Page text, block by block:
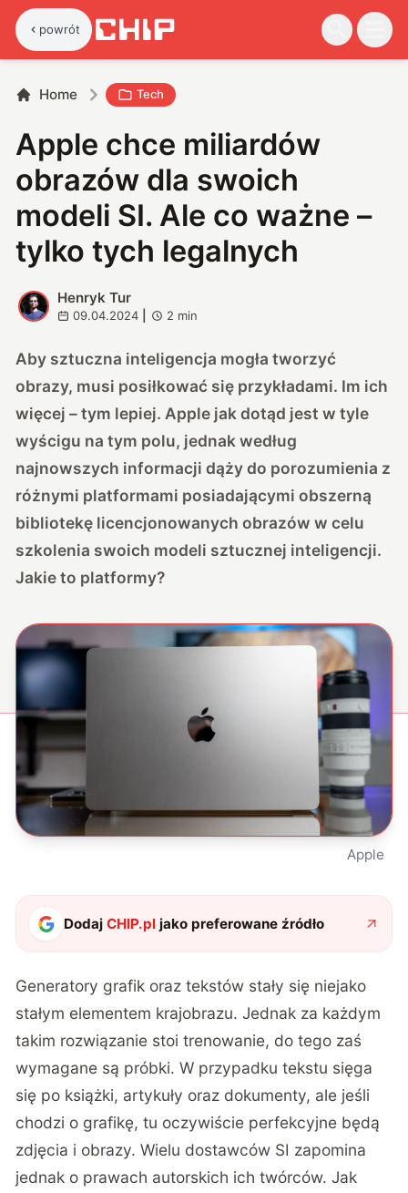
powrót
Home Tech
Apple chce miliardów
obrazów dla swoich
modeli SI. Ale co ważne –
tylko tych legalnych
H
Henryk Tur
09.04.2024 2 min
Aby sztuczna inteligencja mogła tworzyć
obrazy, musi posiłkować się przykładami. Im ich
więcej – tym lepiej. Apple jak dotąd jest w tyle
wyścigu na tym polu, jednak według
najnowszych informacji dąży do porozumienia z
różnymi platformami posiadającymi obszerną
bibliotekę licencjonowanych obrazów w celu
szkolenia swoich modeli sztucznej inteligencji.
Jakie to platformy?
Apple
DodajCHIP.pl jako preferowane źródło
Generatory grafik oraz tekstów stały się niejako
stałym elementem krajobrazu. Jednak za każdym
takim rozwiązanie stoi trenowanie, do tego zaś
wymagane są próbki. W przypadku tekstu sięga
się po książki, artykuły oraz dokumenty, ale jeśli
chodzi o grafikę, tu oczywiście perfekcyjne będą
zdjęcia i obrazy. Wielu dostawców SI zapomina
jednak o prawach autorskich ich twórców. Jak